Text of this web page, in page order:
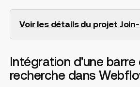
Voir les détails du projet
Intégration d'une barre
recherche dans